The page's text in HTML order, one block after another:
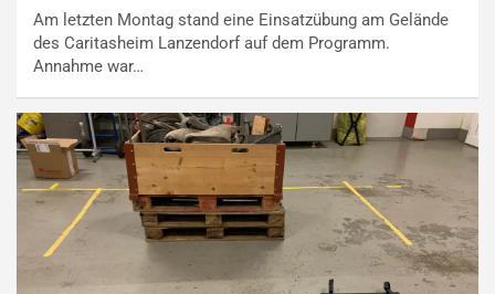
Am letzten Montag stand eine Einsatzübung am Gelände
des Caritasheim Lanzendorf auf dem Programm.
Annahme war…